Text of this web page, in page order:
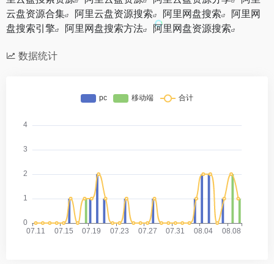
云盘资源合集
阿里云盘资源搜索 阿里网盘搜索
阿里网
盘搜索引擎
阿里网盘搜索方法 阿里网盘资源搜索
数据统计